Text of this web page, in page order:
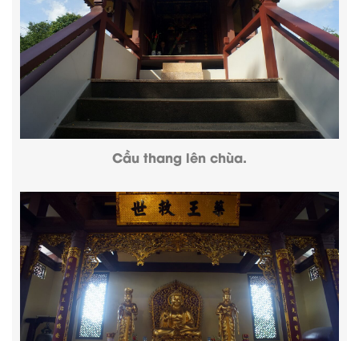
Cầu thang lên chùa.